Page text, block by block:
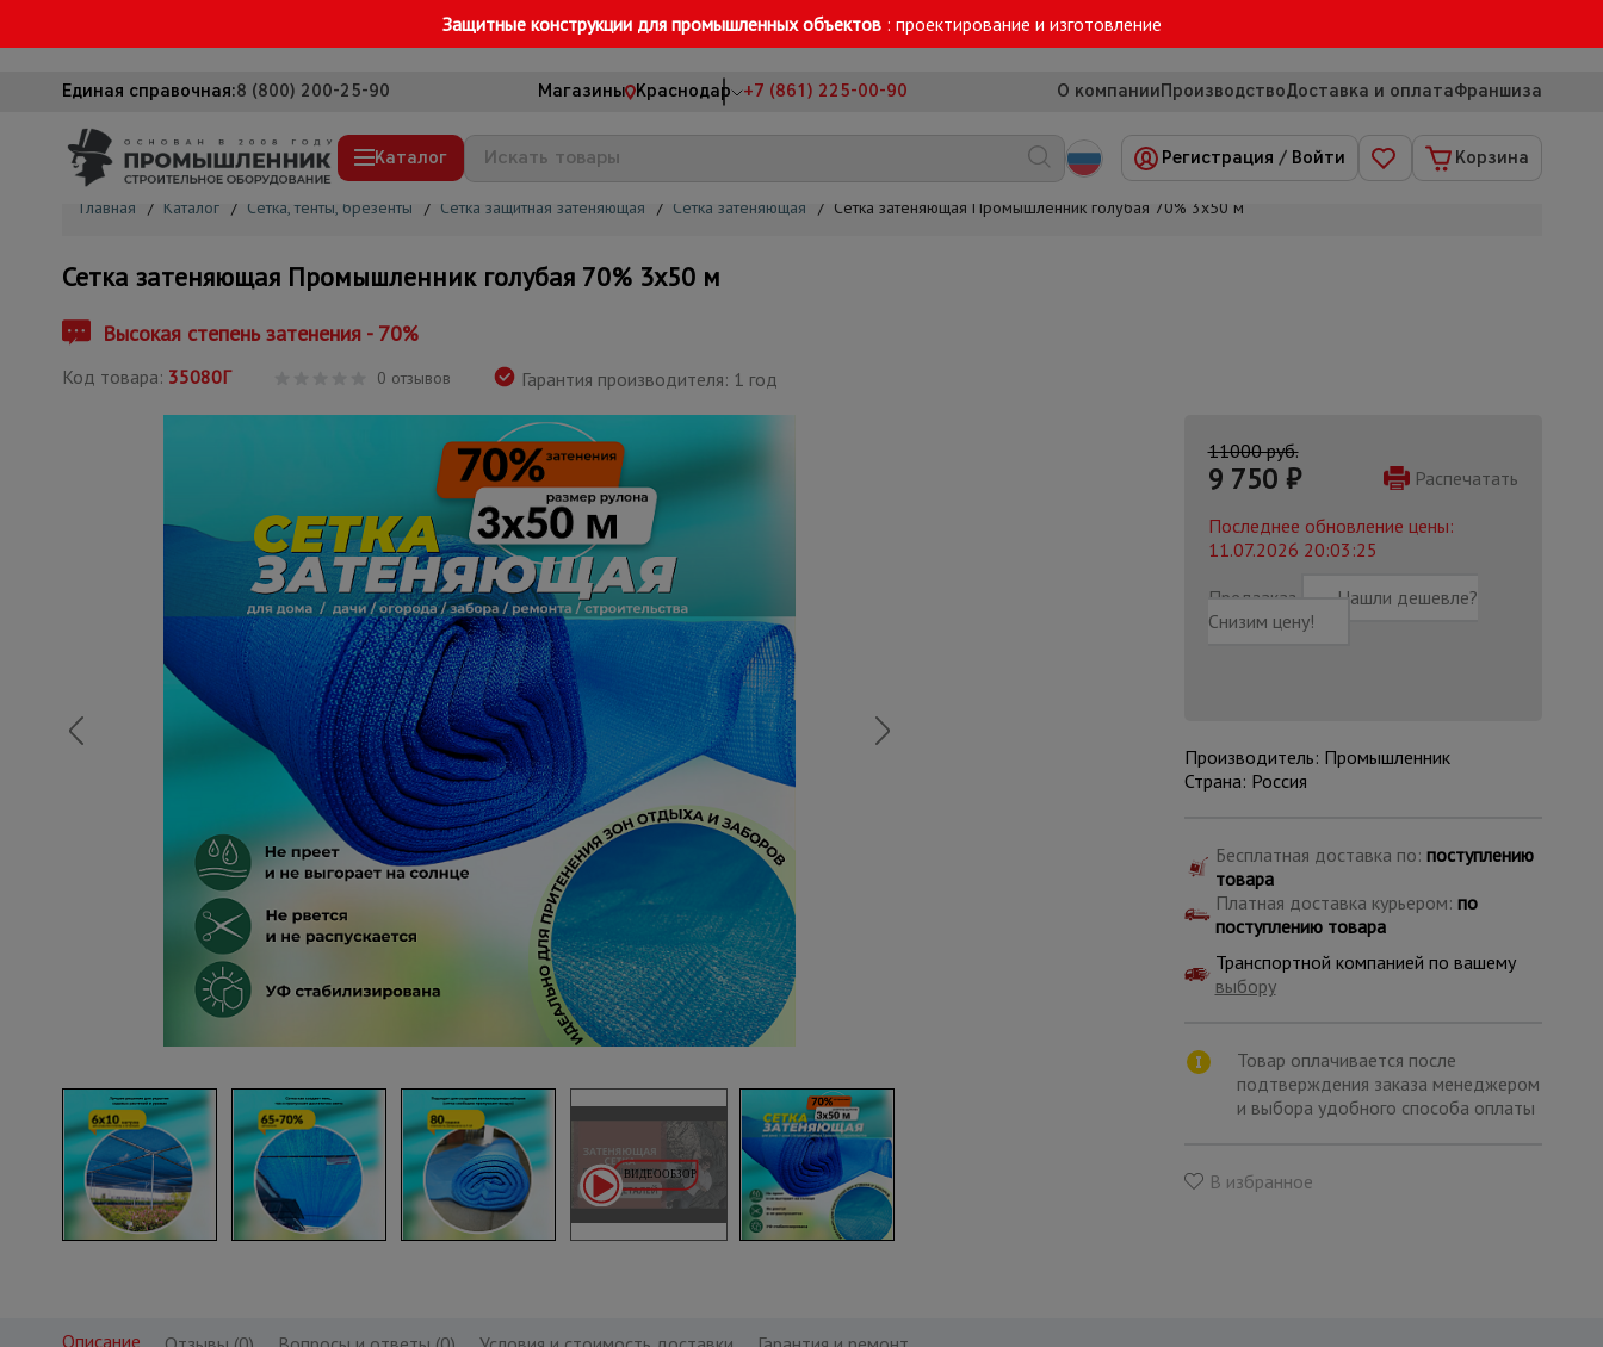
Защитные конструкции для промышленных объектов : проектирование и изготовление
Единая справочная:8 (800) 200-25-90 Магазины Краснодар +7 (861) 225-00-90 О компанииПроизводствоДоставка и оплатаФраншиза
Каталог
Вышки-туры
Подмости строительные
Сетка, тенты, брезенты
Грузоподъемное оборудование
Мусоропровод строительный
Фанера ламинированная
Опалубка
Вибротехника для строительства
Оборудование для работы с арматурой
Оборудование для бетонных работ
Техника для склада
Тачки строительные и садовые
Лестницы и стремянки
Штукатурные комплекты
Сварочные аппараты
Тепловые пушки
Металл и металлообработка
всех
Регистрация / Войти Корзина
Главная / Каталог / Сетка, тенты, брезенты / Сетка защитная затеняющая / Сетка затеняющая / Сетка затеняющая Промышленник голубая 70% 3х50 м
Сетка затеняющая Промышленник голубая 70% 3х50 м
Высокая степень затенения - 70%
Код товара: 35080Г 0 отзывов Гарантия производителя: 1 год
11000 руб.
9 750 ₽
Распечатать
Последнее обновление цены:
11.07.2026 20:03:25
Предзаказ
Нашли дешевле?
Снизим цену!
Производитель: Промышленник
Страна: Россия
Бесплатная доставка по: поступлению
товара
Платная доставка курьером: по
поступлению товара
Транспортной компанией по вашему
выбору
Товар оплачивается после
подтверждения заказа менеджером
и выбора удобного способа оплаты
В избранное
Описание